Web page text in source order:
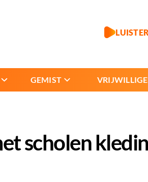
GEMIST
scholen